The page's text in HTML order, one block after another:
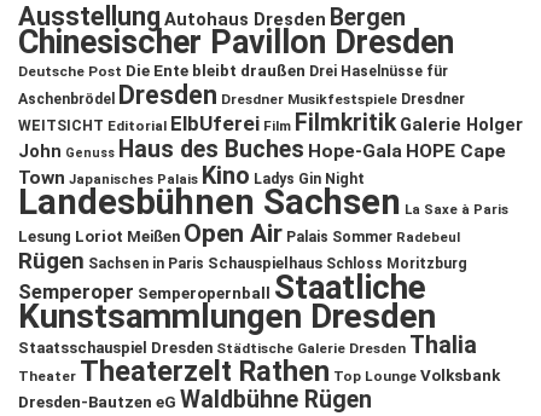
Ausstellung Autohaus Dresden Bergen
Chinesischer Pavillon Dresden
Deutsche Post Die Ente bleibt draußen Drei Haselnüsse für
Aschenbrödel
Dresden Dresdner Musikfestspiele Dresdner
WEITSICHT Editorial ElbUferei Film Filmkritik Galerie Holger
John Genuss Haus des Buches Hope-Gala HOPE Cape
Town Japanisches Palais Kino Ladys Gin Night
Landesbühnen Sachsen La Saxe à Paris
Lesung Loriot Meißen Open Air Palais Sommer Radebeul
Rügen Sachsen in Paris Schauspielhaus Schloss Moritzburg
Semperoper Semperopernball Staatliche
Kunstsammlungen Dresden
Staatsschauspiel Dresden Städtische Galerie Dresden Thalia
Theater Theaterzelt Rathen Top Lounge Volksbank
Dresden-Bautzen eG Waldbühne Rügen